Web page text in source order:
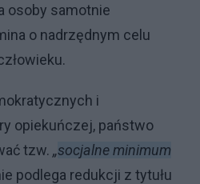
osoby samotnie
o nadrzędnym celu
i
opiekuńczej, państwo
tzw. „socjalne minimum
podlega redukcji z tytułu